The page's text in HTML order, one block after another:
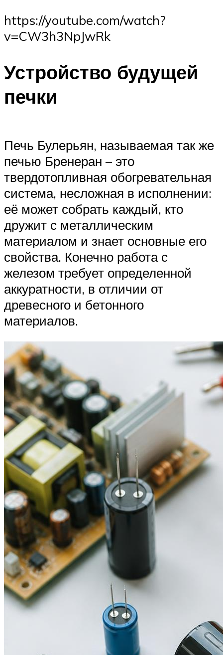
https://youtube.com/watch?
v=CW3h3NpJwRk
Устройство будущей
печки
Печь Булерьян, называемая так же
печью Бренеран – это
твердотопливная обогревательная
система, несложная в исполнении:
её может собрать каждый, кто
дружит с металлическим
материалом и знает основные его
свойства. Конечно работа с
железом требует определенной
аккуратности, в отличии от
древесного и бетонного
материалов.